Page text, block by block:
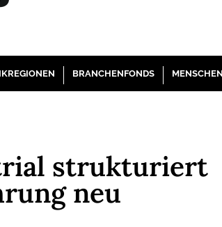
BRANCHENFONDS MENSCHEN
strukturiert
neu